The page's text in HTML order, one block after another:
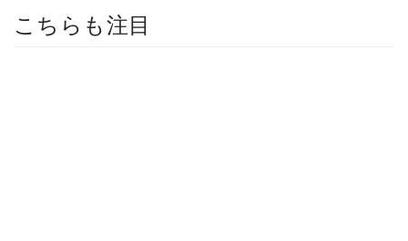
こちらも注目